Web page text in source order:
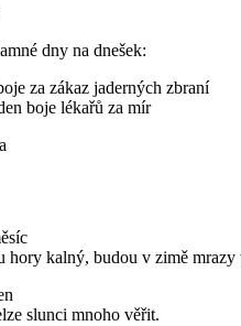
dny na dnešek:
za zákaz jaderných zbraní
boje lékařů za mír
hory kalný, budou v zimě mrazy
slunci mnoho věřit.